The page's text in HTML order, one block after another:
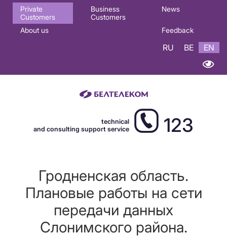
Основная
навигация
Private
Customers
Business
Customers
News
About us Feedback
RU BE EN
technical
and consulting support service
123
Гродненская область.
Плановые работы на сети
передачи данных
Слонимского района.